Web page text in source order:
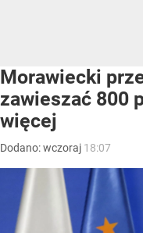
Morawiecki
zawieszać 800
więcej
Dodano:wczoraj 18:07